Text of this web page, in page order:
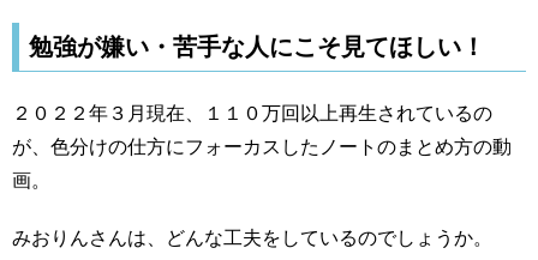
勉強が嫌い・苦手な人にこそ見てほしい！
２０２２年３月現在、１１０万回以上再生されているの
が、色分けの仕方にフォーカスしたノートのまとめ方の動
画。
みおりんさんは、どんな工夫をしているのでしょうか。